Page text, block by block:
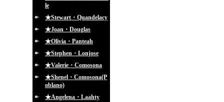
le
★Stewart・Quandelacy
★Joan・Douglas
★Olivia・Panteah
★Stephen・Lonjose
★Valerie・Comosona
★Shenel・Comosona(P
oblano)
★Angelena・Laahty